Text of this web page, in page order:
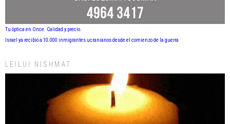
Tu óptica en Once. Calidad y precio.
Israel ya recibió a 10.000 inmigrantes ucranianos desde el comienzo de la guerra
LEILUI NISHMAT